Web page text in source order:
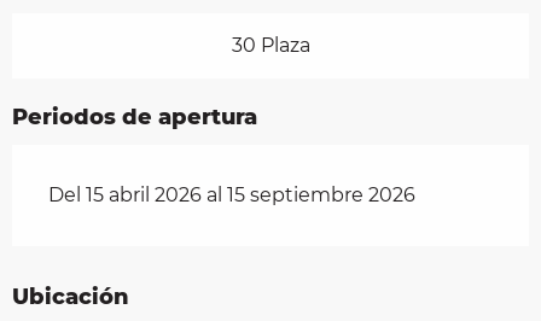
30 Plaza
Periodos de apertura
Del 15 abril 2026 al 15 septiembre 2026
Ubicación